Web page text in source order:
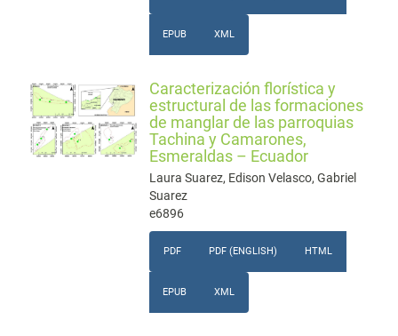
EPUB XML
Caracterización florística y
estructural de las formaciones
de manglar de las parroquias
Tachina y Camarones,
Esmeraldas – Ecuador
Laura Suarez, Edison Velasco, Gabriel
Suarez
e6896
PDF PDF (ENGLISH) HTML
EPUB XML